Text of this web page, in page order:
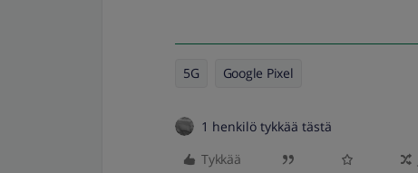
5G Google Pixel
1 henkilö tykkää tästä
Tykkää